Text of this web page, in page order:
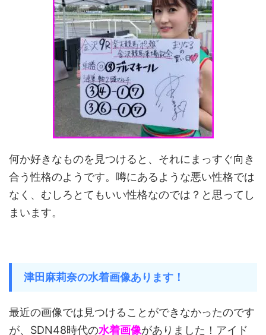
何か好きなものを見つけると、それにまっすぐ向き
合う性格のようです。噂にあるような悪い性格では
なく、むしろとてもいい性格なのでは？と思ってし
まいます。
津田麻莉奈の水着画像あります！
最近の画像では見つけることができなかったのです
が、SDN48時代の水着画像がありました！アイド